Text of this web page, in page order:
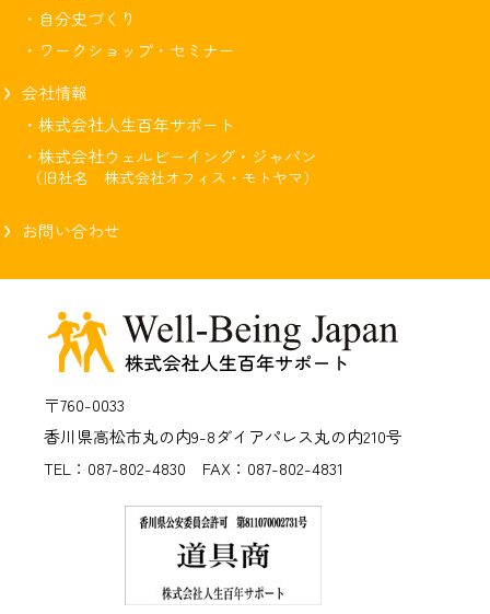
・自分史づくり
・ワークショップ・セミナー
会社情報
・株式会社人生百年サポート
・株式会社ウェルビーイング・ジャパン
（旧社名 株式会社オフィス・モトヤマ）
お問い合わせ
〒760-0033
香川県高松市丸の内9-8ダイアパレス丸の内210号
TEL：087-802-4830 FAX：087-802-4831